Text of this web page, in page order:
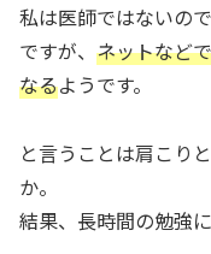
私は医師ではないの
ですが、 ネットなど
なるようです。
と言うことは肩こり
か。
結果、長時間の勉強